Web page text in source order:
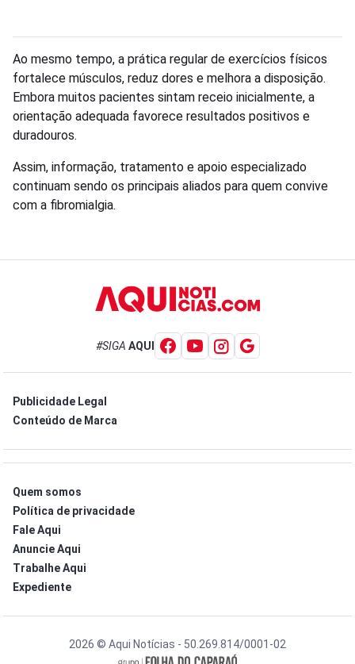
Ao mesmo tempo, a prática regular de exercícios físicos
fortalece músculos, reduz dores e melhora a disposição.
Embora muitos pacientes sintam receio inicialmente, a
orientação adequada favorece resultados positivos e
duradouros.
Assim, informação, tratamento e apoio especializado
continuam sendo os principais aliados para quem convive
com a fibromialgia.
#SIGA AQUI
Publicidade Legal
Conteúdo de Marca
Quem somos
Política de privacidade
Fale Aqui
Anuncie Aqui
Trabalhe Aqui
Expediente
2026 © Aqui Notícias - 50.269.814/0001-02